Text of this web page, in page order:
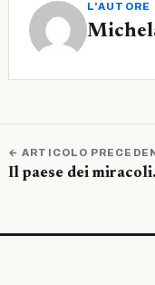
L'AUTORE
← ARTICOLO
Il paese dei